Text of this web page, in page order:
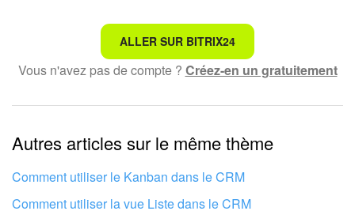
Ce n'est pas ce que je recherche
Texte compliqué et incompréhensible
Les informations sont obsolètes
Trop court, j'ai besoin de plus d'informations
Je n'aime pas comment cet outil fonctionne
ALLER SUR BITRIX24
Vous n'avez pas de compte ? Créez-en un gratuitement
Autres articles sur le même thème
Comment utiliser le Kanban dans le CRM
Comment utiliser la vue Liste dans le CRM